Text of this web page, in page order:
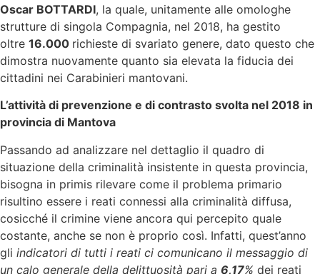
Oscar BOTTARDI, la quale, unitamente alle omologhe
strutture di singola Compagnia, nel 2018, ha gestito
oltre 16.000 richieste di svariato genere, dato questo che
dimostra nuovamente quanto sia elevata la fiducia dei
cittadini nei Carabinieri mantovani.
L’attività di prevenzione e di contrasto svolta nel 2018 in
provincia di Mantova
Passando ad analizzare nel dettaglio il quadro di
situazione della criminalità insistente in questa provincia,
bisogna in primis rilevare come il problema primario
risultino essere i reati connessi alla criminalità diffusa,
cosicché il crimine viene ancora qui percepito quale
costante, anche se non è proprio così. Infatti, quest’anno
gli indicatori di tutti i reati ci comunicano il messaggio di
un calo generale della delittuosità pari a 6,17% dei reati